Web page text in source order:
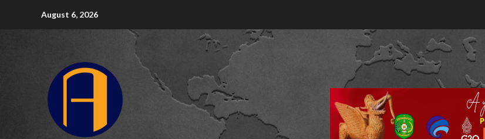
August 6, 2026